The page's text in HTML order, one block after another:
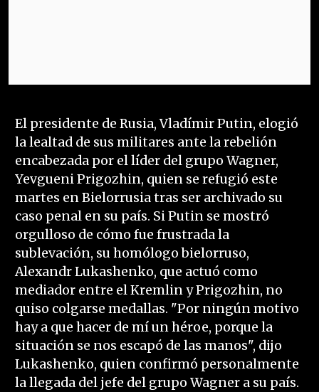
El presidente de Rusia, Vladímir Putin, elogió
la lealtad de sus militares ante la rebelión
encabezada por el líder del grupo Wagner,
Yevgueni Prigozhin, quien se refugió este
martes en Bielorrusia tras ser archivado su
caso penal en su país. Si Putin se mostró
orgulloso de cómo fue frustrada la
sublevación, su homólogo bielorruso,
Alexandr Lukashenko, que actuó como
mediador entre el Kremlin y Prigozhin, no
quiso colgarse medallas. "Por ningún motivo
hay a que hacer de mí un héroe, porque la
situación se nos escapó de las manos", dijo
Lukashenko, quien confirmó personalmente
la llegada del jefe del grupo Wagner a su país.